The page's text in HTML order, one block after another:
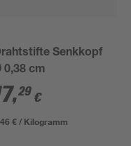
Senkkopf
0,38 cm
,29 €
€ / Kilogramm